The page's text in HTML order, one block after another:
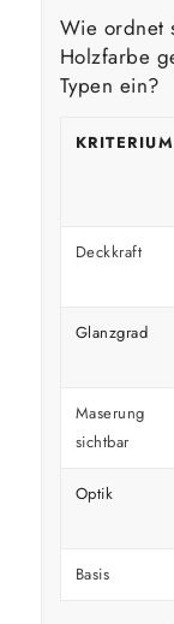
Wie ordnet
Holzfarbe
Typen ein?
KRITERIUM
Deckkraft
Glanzgrad
Maserung
sichtbar
Optik
Basis